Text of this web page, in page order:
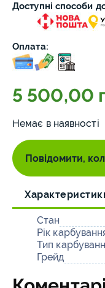
Доступні способи
Оплата:
5 500,00
Немає в наявності
Повідомити,
Стан
Рік
Тип
Грейд